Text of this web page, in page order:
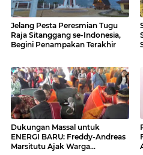
Jelang Pesta Peresmian Tugu
Raja Sitanggang se-Indonesia,
Begini Penampakan Terakhir
Dukungan Massal untuk
ENERGI BARU: Freddy-Andreas
Marsitutu Ajak Warga